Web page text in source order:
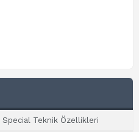
Teknik Özellikleri